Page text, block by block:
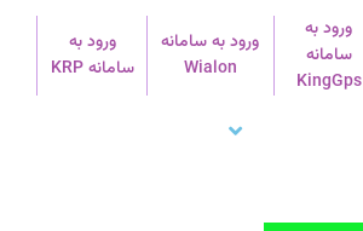
ورود به
سامانه
KingGps
ورود به سامانه
Wialon
ورود به
سامانه KRP